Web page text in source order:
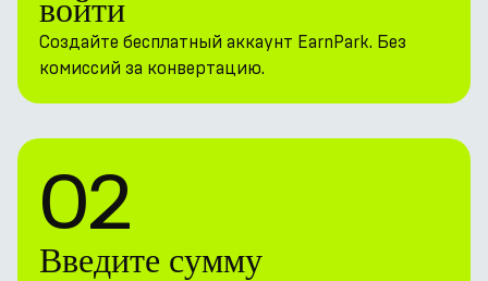
войти
Создайте бесплатный аккаунт EarnPark. Без
комиссий за конвертацию.
02
Введите сумму